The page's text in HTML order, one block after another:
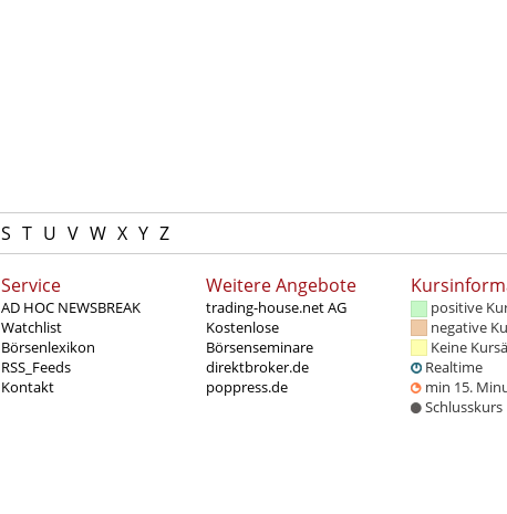
S T U V W X Y Z
Service
AD HOC NEWSBREAK
Watchlist
Börsenlexikon
RSS_Feeds
Kontakt
Weitere Angebote
trading-house.net AG
Kostenlose
Börsenseminare
direktbroker.de
poppress.de
positive
negative
Keine
Realtime
min 15.
Schlusskurs